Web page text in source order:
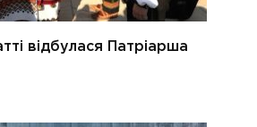
відбулася Патріарша